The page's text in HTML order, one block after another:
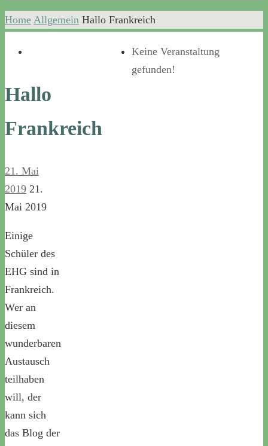
Home Allgemein Hallo Frankreich
Hallo
Frankreich
21. Mai
2019 21.
Mai 2019
Einige
Schüler des
EHG sind in
Frankreich.
Wer an
diesem
wunderbaren
Austausch
teilhaben
will, der
kann sich
das Blog der
Keine Veranstaltung
gefunden!